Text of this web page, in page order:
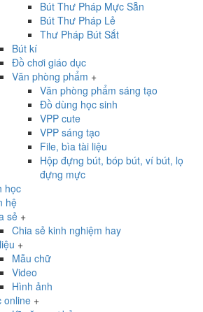
Bút Thư Pháp Mực Sẵn
Bút Thư Pháp Lẻ
Thư Pháp Bút Sắt
Bút kí
Đồ chơi giáo dục
Văn phòng phẩm +
Văn phòng phẩm sáng tạo
Đồ dùng học sinh
VPP cute
VPP sáng tạo
File, bìa tài liệu
Hộp đựng bút, bóp bút, ví bút, lọ
đựng mực
học
hệ
sẻ +
Chia sẻ kinh nghiệm hay
+
Mẫu chữ
Video
Hình ảnh
online +